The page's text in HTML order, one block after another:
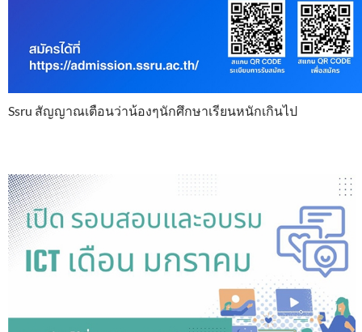
Ssru สัญญาณเตือนว่าน้องๆนักศึกษาเรียนหนักเกินไป